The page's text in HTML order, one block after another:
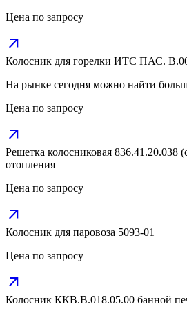
Цена по запросу
arrow_outward
Колосник для горелки ИТС ПАС.
На рынке сегодня можно найти
Цена по запросу
arrow_outward
Решетка колосниковая 836.41.20.038
отопления
Цена по запросу
arrow_outward
Колосник для паровоза 5093-01
Цена по запросу
arrow_outward
Колосник ККВ.В.018.05.00 банной